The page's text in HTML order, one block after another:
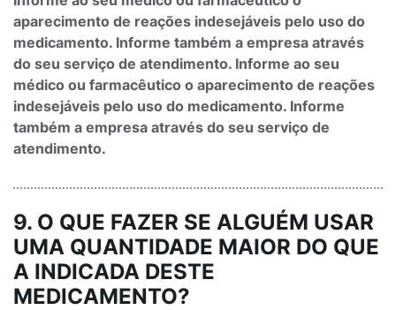
aparecimento de reações indesejáveis pelo uso do
medicamento. Informe também a empresa através
do seu serviço de atendimento. Informe ao seu
médico ou farmacêutico o aparecimento de reações
indesejáveis pelo uso do medicamento. Informe
também a empresa através do seu serviço de
atendimento.
9. O QUE FAZER SE ALGUÉM USAR
UMA QUANTIDADE MAIOR DO QUE
A INDICADA DESTE
MEDICAMENTO?